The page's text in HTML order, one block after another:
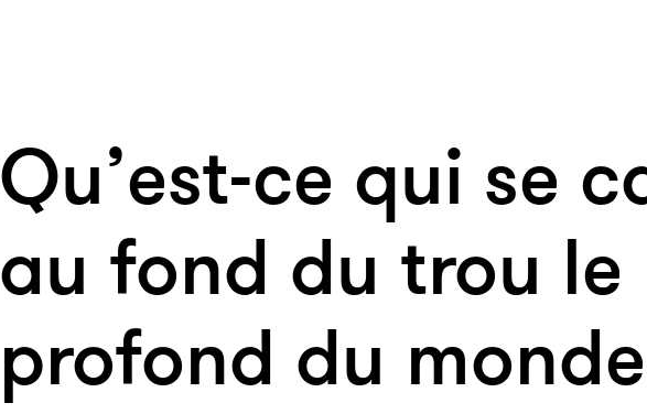
Qu’est-ce qui se
au fond du trou le
profond du